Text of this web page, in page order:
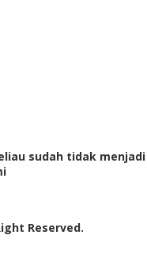
sudah tidak
Reserved.